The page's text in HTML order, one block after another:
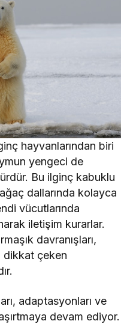
hayvanlarından biri
yengeci de
Bu ilginç kabuklu
dallarında kolayca
vücutlarında
iletişim kurarlar.
davranışları,
dikkat çeken
adaptasyonları ve
devam ediyor.